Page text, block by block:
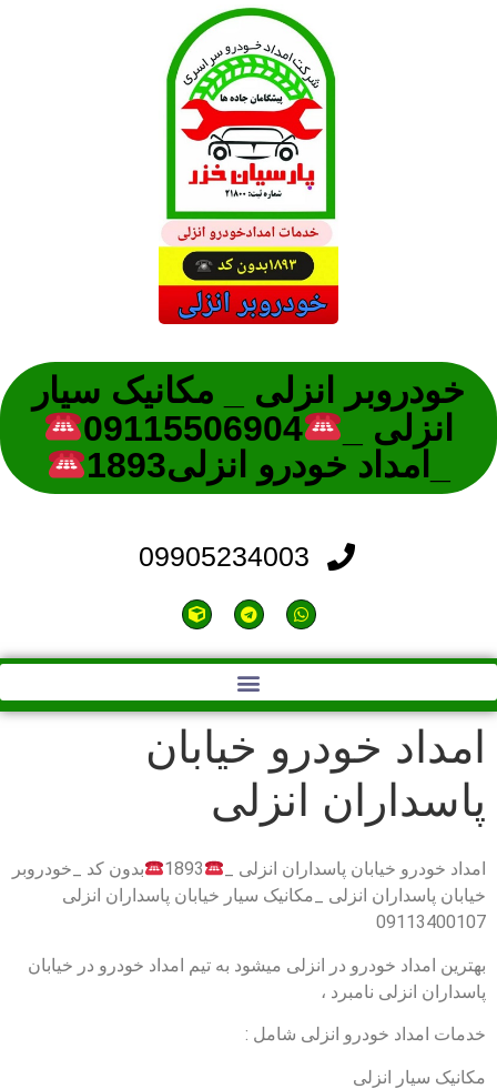
خودروبر انزلی _ مکانیک سیار
انزلی _
09115506904
_امداد خودرو انزلی1893
09905234003
امداد خودرو خیابان
پاسداران انزلی
امداد خودرو خیابان پاسداران انزلی _ 1893
بدون کد _خودروبر
خیابان پاسداران انزلی _مکانیک سیار خیابان پاسداران انزلی
09113400107
بهترین امداد خودرو در انزلی میشود به تیم امداد خودرو در خیابان
پاسداران انزلی نامبرد ،
خدمات امداد خودرو انزلی شامل :
مکانیک سیار انزلی